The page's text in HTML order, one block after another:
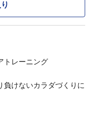
トレーニング
負けないカラダづくりに